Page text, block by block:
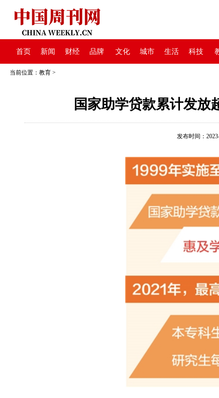
首页 新闻 财经 品牌 文化 城市 生活 科技
当前位置： 教育 >
国家助学贷款累计发放
发布时间：